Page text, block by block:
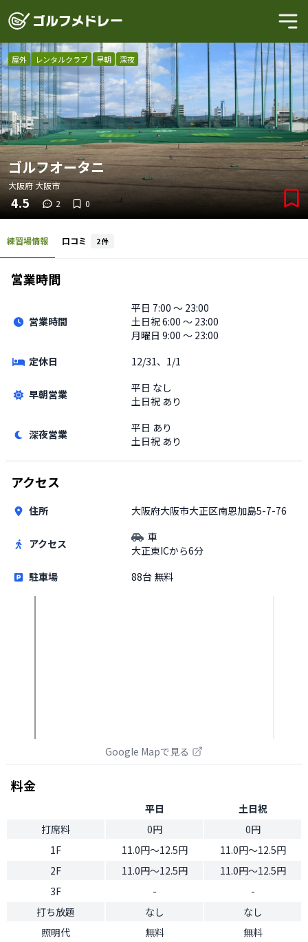
屋外 レンタルクラブ 早朝 深夜
ゴルフオータニ
大阪府 大阪市
4.5 2 0
練習場情報 口コミ 2件
営業時間
営業時間
平日 7:00 〜 23:00
土日祝6:00 〜 23:00
月曜日 9:00 〜 23:00
定休日
12/31、1/1
早朝営業 平日 なし
土日祝 あり
深夜営業 平日 あり
土日祝 あり
アクセス
住所 大阪府大阪市大正区南恩加島5-7-76
アクセス
車
大正東ICから6分
駐車場
88台 無料
Google Mapで見る
料金
平日
土日祝
打席料
0円
0円
1F
11.0円〜12.5円
11.0円〜12.5円
2F
11.0円〜12.5円
11.0円〜12.5円
3F
-
-
打ち放題
なし
なし
照明代
無料 無料